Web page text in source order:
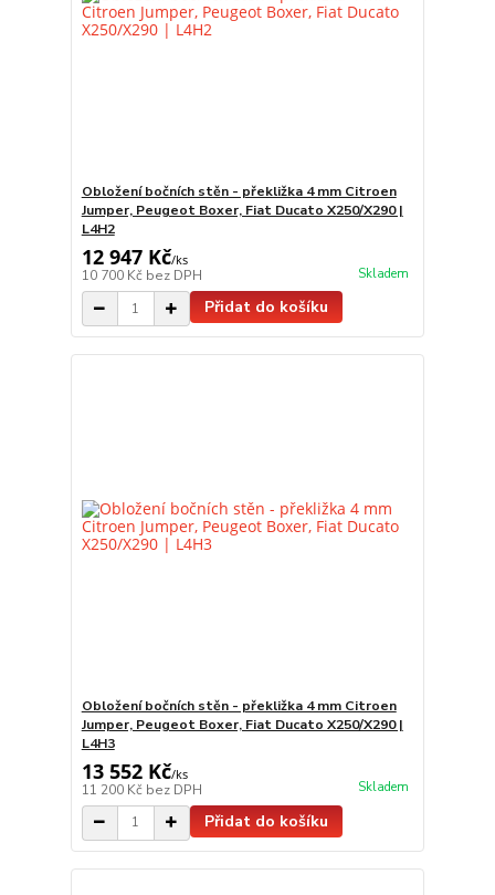
Obložení bočních stěn - překližka 4 mm Citroen
Jumper, Peugeot Boxer, Fiat Ducato X250/X290 |
L4H2
12 947 Kč/ks
10 700 Kč bez DPH Skladem
Přidat do košíku
Obložení bočních stěn - překližka 4 mm Citroen
Jumper, Peugeot Boxer, Fiat Ducato X250/X290 |
L4H3
13 552 Kč/ks
11 200 Kč bez DPH Skladem
Přidat do košíku